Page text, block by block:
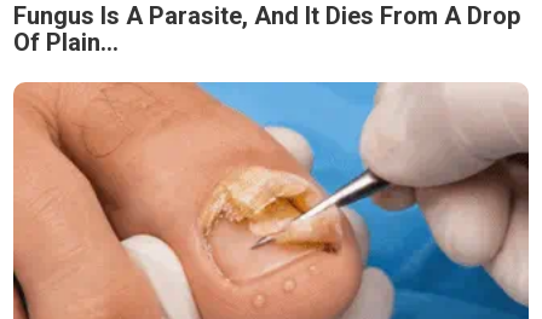
Fungus Is A Parasite, And It Dies From A Drop
Of Plain...